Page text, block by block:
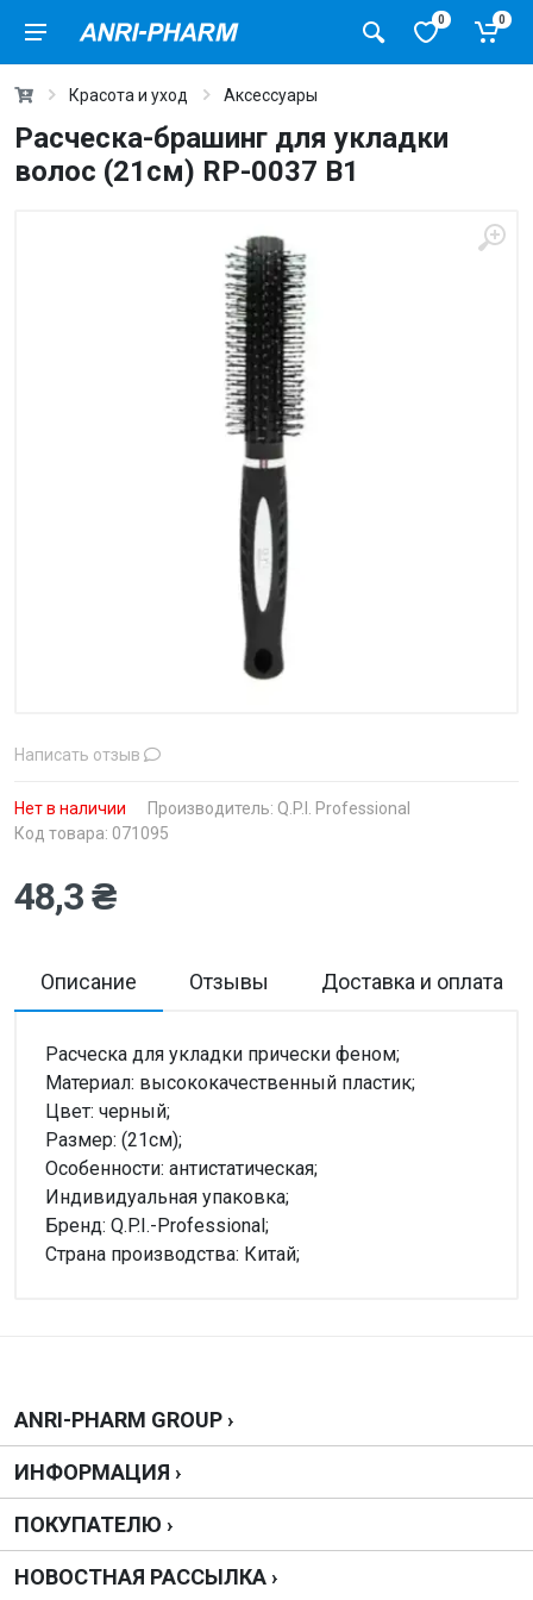
0 0
Красота и уход Аксессуары
Расческа-брашинг для укладки
волос (21см) RP-0037 B1
Написать отзыв
Нет в наличии Производитель: Q.P.I. Professional
Код товара: 071095
48,3 ₴
Описание Отзывы Доставка и оплата
Расческа для укладки прически феном;
Материал: высококачественный пластик;
Цвет: черный;
Размер: (21см);
Особенности: антистатическая;
Индивидуальная упаковка;
Бренд: Q.P.I.-Professional;
Страна производства: Китай;
Написать отзыв
Оценка
Ваш отзыв
ANRI-PHARM GROUP ›
ИНФОРМАЦИЯ ›
ПОКУПАТЕЛЮ ›
НОВОСТНАЯ РАССЫЛКА ›